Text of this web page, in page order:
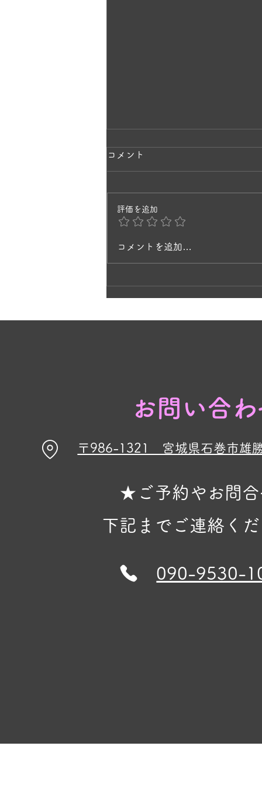
ラベンダーの香りに包まれて
✨
ずつ挿し木で増やして3年目。 と
てもキレイで、庭を歩いていると
風にそよいで、ラベンダーの香り
見頃です🌸
コメント
評価を追加
コメントを追加…
お問い合
〒986-1321 宮城県石巻市雄
★ご予約やお問
下記までご連絡く
090-9530-